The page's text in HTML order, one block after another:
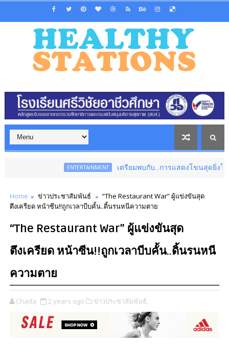
ENTERTAINMENT เตรียมพบกับ...การแสดงโขนสุดยิ่งใหญ่แห่งปี เรื่อ
Home ข่าวประชาสัมพันธ์
“The Restaurant War” ผู้แข่งขันสุด
ตึงเครียด หน้าซีน!!ถูกเวลาบีบคั้น..ดิ้นรนหนีความตาย
“The Restaurant War” ผู้แข่งขันสุด
ตึงเครียด หน้าซีน!!ถูกเวลาบีบคั้น..ดิ้นรนหนี
ความตาย
Chada 2 years ago ข่าวประชาสัมพันธ์,